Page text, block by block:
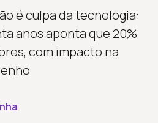
é culpa da tecnologia:
anos aponta que 20%
com impacto na